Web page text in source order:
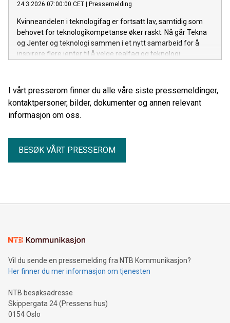
24.3.2026 07:00:00 CET Pressemelding
Kvinneandelen i teknologifag er fortsatt lav, samtidig som
behovet for teknologikompetanse øker raskt. Nå går Tekna
og Jenter og teknologi sammen i et nytt samarbeid for å
inspirere flere jenter til å velge realfag og teknologi.
I vårt presserom finner du alle våre siste pressemeldinger,
kontaktpersoner, bilder, dokumenter og annen relevant
informasjon om oss.
BESØK VÅRT PRESSEROM
Vil du sende en pressemelding fra NTB Kommunikasjon?
Her finner du mer informasjon om tjenesten
NTB besøksadresse
Skippergata 24 (Pressens hus)
0154 Oslo